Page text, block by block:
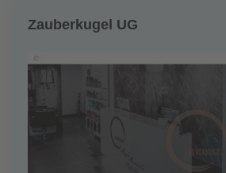
Zauberkugel UG